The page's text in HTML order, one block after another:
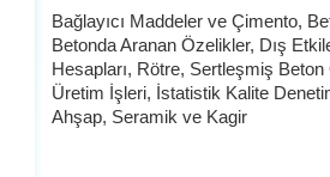
Bağlayıcı Maddeler ve Çimento,
Betonda Aranan Özelikler, Dış
Hesapları, Rötre, Sertleşmiş
Üretim İşleri, İstatistik Kalite
Ahşap, Seramik ve Kagir